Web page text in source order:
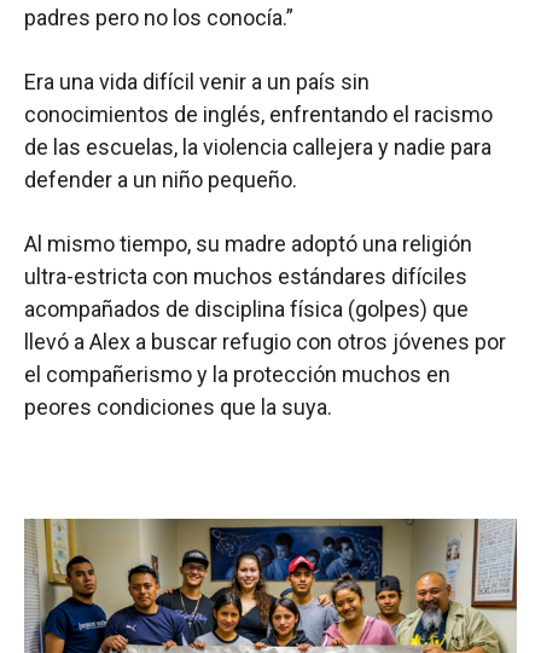
padres pero no los conocía.”
Era una vida difícil venir a un país sin
conocimientos de inglés, enfrentando el racismo
de las escuelas, la violencia callejera y nadie para
defender a un niño pequeño.
Al mismo tiempo, su madre adoptó una religión
ultra-estricta con muchos estándares difíciles
acompañados de disciplina física (golpes) que
llevó a Alex a buscar refugio con otros jóvenes por
el compañerismo y la protección muchos en
peores condiciones que la suya.